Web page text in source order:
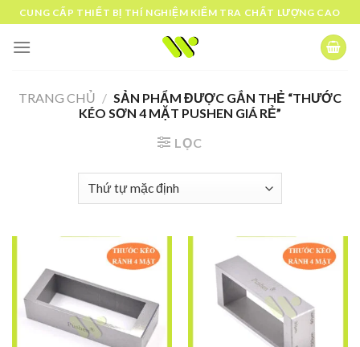
Skip
to
content
CUNG CẤP THIẾT BỊ THÍ NGHIỆM KIỂM TRA CHẤT LƯỢNG CAO
TRANG CHỦ / SẢN PHẨM ĐƯỢC GẮN THẺ “THƯỚC
KÉO SƠN 4 MẶT PUSHEN GIÁ RẺ”
LỌC